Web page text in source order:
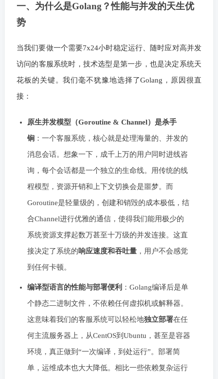
一、为什么是Golang？性能与并发的天生优
势
当我们要做一个需要7x24小时稳定运行、随时应对高并发
访问的客服系统时，技术选型是第一步，也是决定系统天
花板的关键。我们毫不犹豫地选择了Golang，原因很直
接：
原生并发模型（Goroutine & Channel）是杀手
锏 ：一个客服系统，核心就是处理海量的、并发的
消息会话。想象一下，成千上万的用户同时进线咨
询，每个会话都是一个独立的生命线。用传统的线
程模型，资源开销和上下文切换会是噩梦。而
Goroutine是轻量级的，创建和销毁的成本极低，结
合Channel进行优雅的通信，使得我们能用极少的
系统资源支撑起数万甚至十万级的并发连接。这直
接决定了系统的响应速度和吞吐量 ，用户不会感觉
到任何卡顿。
编译型语言的性能与部署便利 ：Golang编译后是单
个静态二进制文件，不依赖任何虚拟机或解释器。
这意味着我们的客服系统可以轻松地独立部署在任
何主流服务器上，从CentOS到Ubuntu，甚至是容器
环境，真正做到“一次编译，到处运行”。部署简
单，运维成本也大大降低。相比一些依赖复杂运行